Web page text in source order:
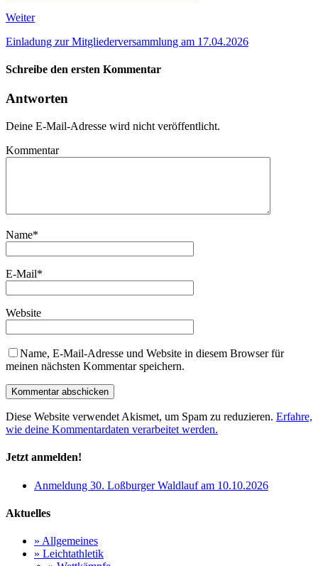
Weiter
Einladung zur Mitgliederversammlung am 17.04.2026
Schreibe den ersten Kommentar
Antworten
Deine E-Mail-Adresse wird nicht veröffentlicht.
Kommentar
Name*
E-Mail*
Website
Name, E-Mail-Adresse und Website in diesem Browser für
meinen nächsten Kommentar speichern.
Diese Website verwendet Akismet, um Spam zu reduzieren. Erfahre,
wie deine Kommentardaten verarbeitet werden.
Jetzt anmelden!
Anmeldung 30. Loßburger Waldlauf am 10.10.2026
Aktuelles
» Allgemeines
» Leichtathletik